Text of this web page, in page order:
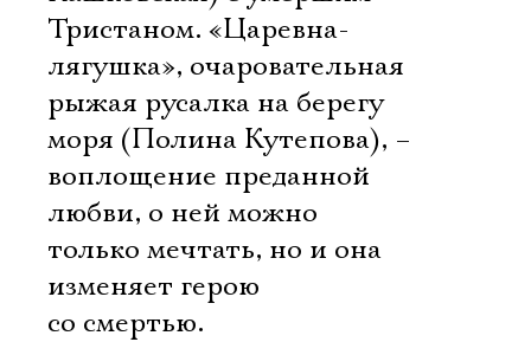
Тристаном. «Царевна-
лягушка», очаровательная
рыжая русалка на берегу
моря (Полина Кутепова), –
воплощение преданной
любви, о ней можно
только мечтать, но и она
изменяет герою
со смертью.